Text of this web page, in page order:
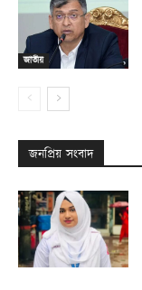
জাতীয়
জনপ্রিয় সংবাদ